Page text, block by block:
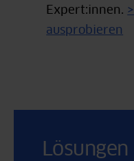
Expert:innen.
ausprobieren